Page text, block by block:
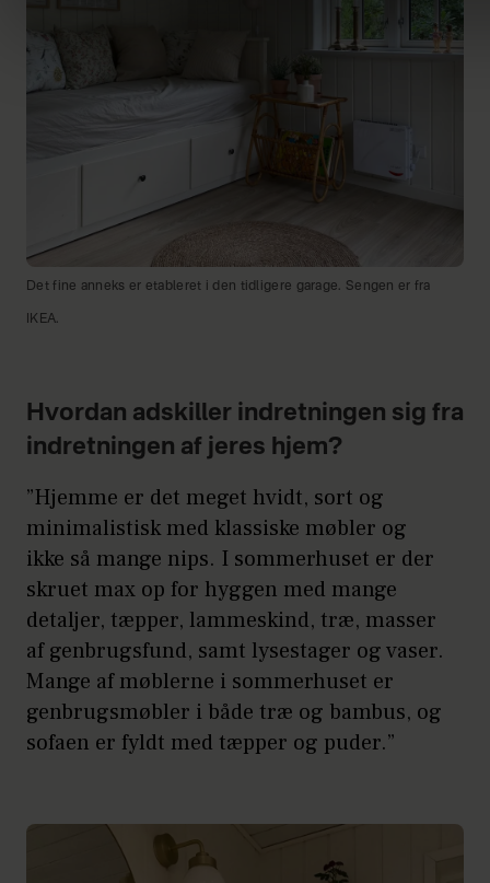
Det fine anneks er etableret i den tidligere garage. Sengen er fra
IKEA.
Hvordan adskiller indretningen sig fra
indretningen af jeres hjem?
”Hjemme er det meget hvidt, sort og
minimalistisk med klassiske møbler og
ikke så mange nips. I sommerhuset er der
skruet max op for hyggen med mange
detaljer, tæpper, lammeskind, træ, masser
af genbrugsfund, samt lysestager og vaser.
Mange af møblerne i sommerhuset er
genbrugsmøbler i både træ og bambus, og
sofaen er fyldt med tæpper og puder.”